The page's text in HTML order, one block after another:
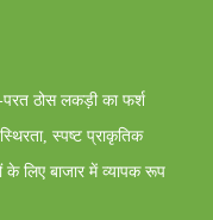
ठोस लकड़ी का फर्श
स्पष्ट प्राकृतिक
लिए बाजार में व्यापक रूप